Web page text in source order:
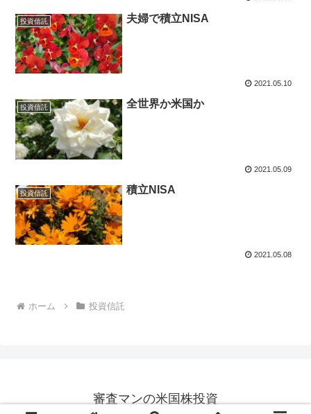
投資信託 夫婦で積立NISA
2021.05.10
投資信託 全世界か米国か
2021.05.09
投資信託 積立NISA
2021.05.08
ホーム 投資信託
審査マンの米国株投資